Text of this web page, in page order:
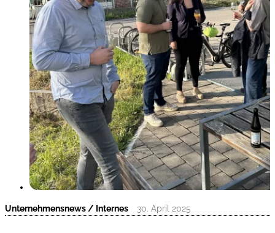
Unternehmensnews / Internes 30. April 2025